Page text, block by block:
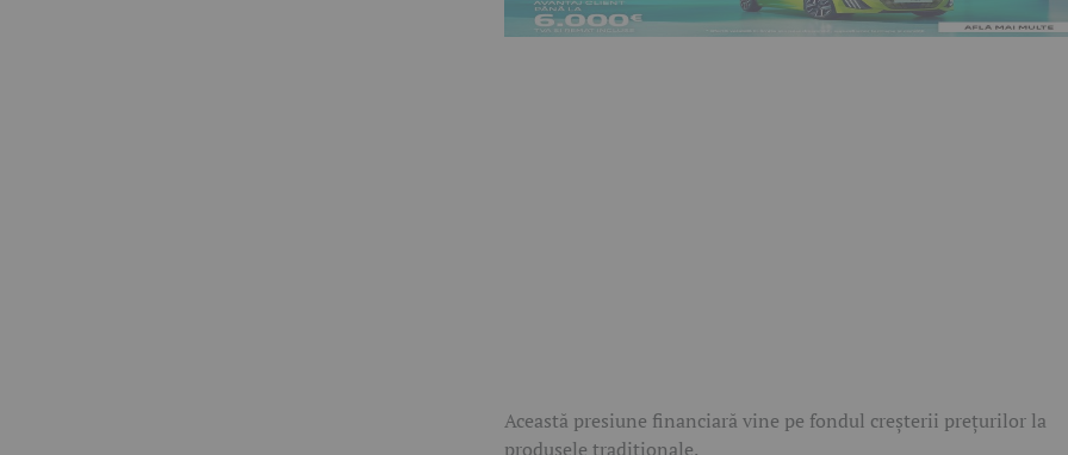
Această presiune financiară vine pe fondul creșterii prețurilor la
produsele tradiționale.